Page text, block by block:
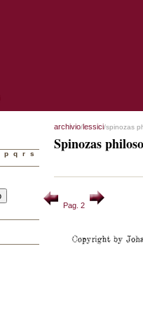
p q r
s
archivio/lessici/spinozas
Spinozas
Pag. 2